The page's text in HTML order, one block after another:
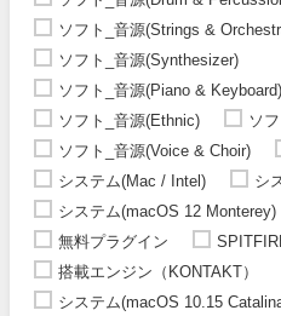
ソフト_音源(Strings &
ソフト_音源(Synthesizer)
ソフト_音源(Piano & Keyboard)
ソフト_音源(Ethnic)
ソ
ソフト_音源(Voice & Choir)
システム(Mac / Intel)
シ
システム(macOS 12 Monterey)
無料プラグイン
搭載エンジン（KONTAKT）
システム(macOS 10.15